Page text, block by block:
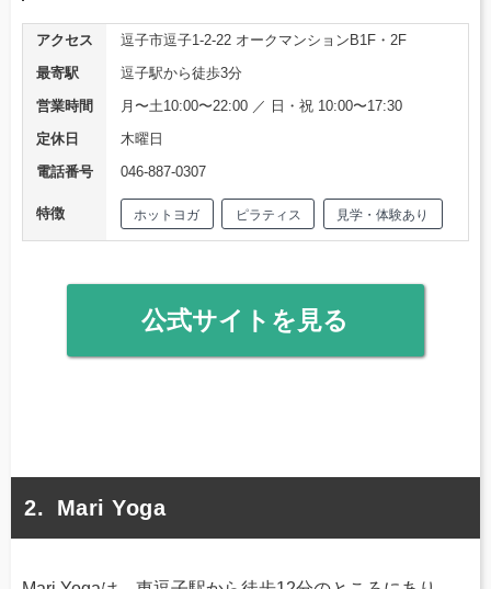
アクセス
逗子市逗子1-2-22 オークマンションB1F・2F
最寄駅
逗子駅から徒歩3分
営業時間
月〜土10:00〜22:00 ／ 日・祝 10:00〜17:30
定休日
木曜日
電話番号
046-887-0307
特徴 ホットヨガ ピラティス 見学・体験あり
公式サイトを見る
Mari Yoga